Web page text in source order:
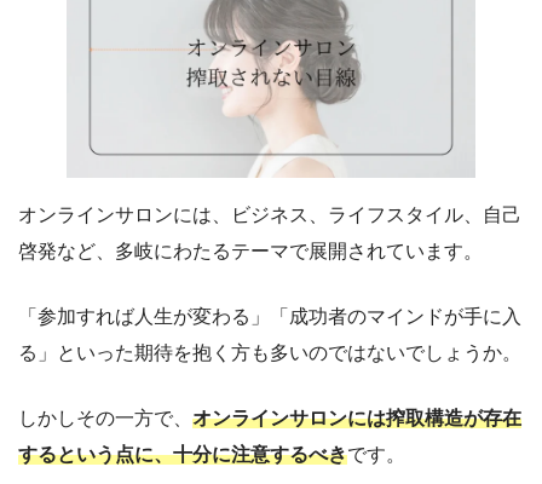
オンラインサロンには、ビジネス、ライフスタイル、自己
啓発など、多岐にわたるテーマで展開されています。
「参加すれば人生が変わる」「成功者のマインドが手に入
る」といった期待を抱く方も多いのではないでしょうか。
しかしその一方で、 オンラインサロンには搾取構造が存在
するという点に、十分に注意するべきです。